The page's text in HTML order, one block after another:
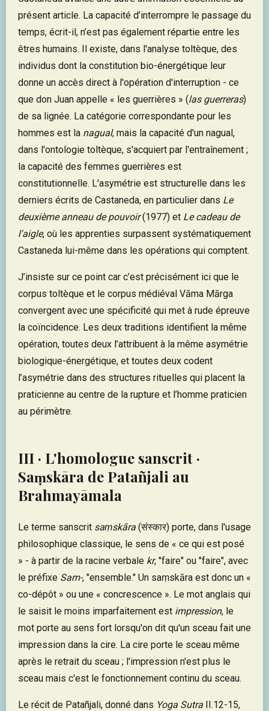
présent article. La capacité d’interrompre le passage du
temps, écrit-il, n’est pas également répartie entre les
êtres humains. Il existe, dans l'analyse toltèque, des
individus dont la constitution bio-énergétique leur
donne un accès direct à l'opération d'interruption - ce
que don Juan appelle « les guerrières » (las guerreras)
de sa lignée. La catégorie correspondante pour les
hommes est la nagual, mais la capacité d'un nagual,
dans l'ontologie toltèque, s'acquiert par l'entraînement ;
la capacité des femmes guerrières est
constitutionnelle. L'asymétrie est structurelle dans les
derniers écrits de Castaneda, en particulier dans Le
deuxième anneau de pouvoir(1977) et Le cadeau de
l'aigle, où les apprenties surpassent systématiquement
Castaneda lui-même dans les opérations qui comptent.
J’insiste sur ce point car c’est précisément ici que le
corpus toltèque et le corpus médiéval Vāma Mārga
convergent avec une spécificité qui met à rude épreuve
la coïncidence. Les deux traditions identifient la même
opération, toutes deux l’attribuent à la même asymétrie
biologique-énergétique, et toutes deux codent
l’asymétrie dans des structures rituelles qui placent la
praticienne au centre de la rupture et l’homme praticien
au périmètre.
III · L'homologue sanscrit ·
Saṃskāra de Patañjali au
Brahmayāmala
Le terme sanscrit saṃskāra (संस्कार) porte, dans l'usage
philosophique classique, le sens de « ce qui est posé
» - à partir de la racine verbale kr, "faire" ou "faire", avec
le préfixe Sam-, "ensemble." Un saṃskāra est donc un «
co-dépôt » ou une « concrescence ». Le mot anglais qui
le saisit le moins imparfaitement est impression, le
mot porte au sens fort lorsqu'on dit qu'un sceau fait une
impression dans la cire. La cire porte le sceau même
après le retrait du sceau ; l'impression n'est plus le
sceau mais c'est le fonctionnement continu du sceau.
Le récit de Patañjali, donné dans Yoga Sutra II.12-15,